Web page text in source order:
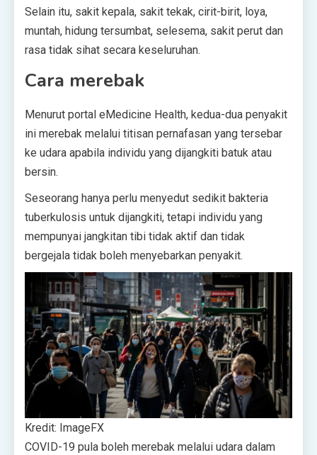
Selain itu, sakit kepala, sakit tekak, cirit-birit, loya,
muntah, hidung tersumbat, selesema, sakit perut dan
rasa tidak sihat secara keseluruhan.
Cara merebak
Menurut portal eMedicine Health, kedua-dua penyakit
ini merebak melalui titisan pernafasan yang tersebar
ke udara apabila individu yang dijangkiti batuk atau
bersin.
Seseorang hanya perlu menyedut sedikit bakteria
tuberkulosis untuk dijangkiti, tetapi individu yang
mempunyai jangkitan tibi tidak aktif dan tidak
bergejala tidak boleh menyebarkan penyakit.
Kredit: ImageFX
COVID-19 pula boleh merebak melalui udara dalam